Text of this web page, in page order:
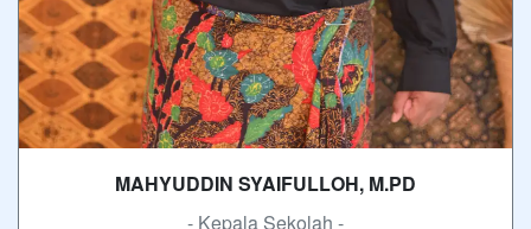
MAHYUDDIN SYAIFULLOH, M.PD
- Kepala Sekolah -